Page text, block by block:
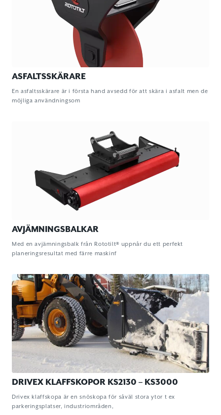
ASFALTSSKÄRARE
En asfaltsskärare är i första hand avsedd för att skära i asfalt men de
möjliga användningsom
AVJÄMNINGSBALKAR
Med en avjämningsbalk från Rototilt® uppnår du ett perfekt
planeringsresultat med färre maskinf
DRIVEX KLAFFSKOPOR KS2130 – KS3000
Drivex klaffskopa är en snöskopa för såväl stora ytor t ex
parkeringsplatser, industriområden,